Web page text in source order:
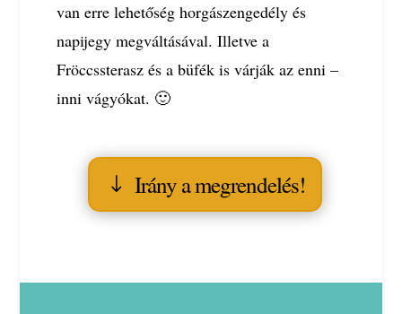
van erre lehetőség horgászengedély és
napijegy megváltásával. Illetve a
Fröccssterasz és a büfék is várják az enni –
inni vágyókat. 🙂
Irány a megrendelés!